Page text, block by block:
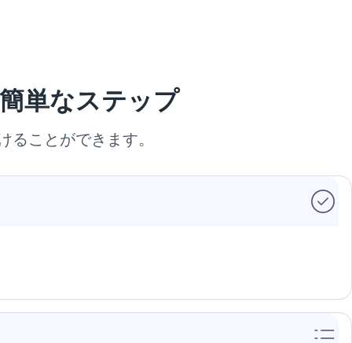
単なステップ
ことができます。